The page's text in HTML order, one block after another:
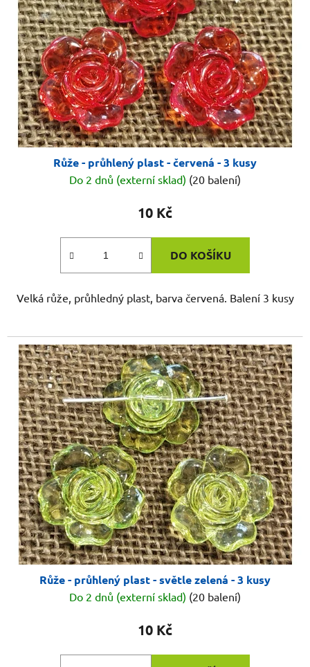
Růže - průhlený plast - červená - 3 kusy
Do 2 dnů (externí sklad) (20 balení)
10 Kč
DO KOŠÍKU
Velká růže, průhledný plast, barva červená. Balení 3 kusy
Růže - průhlený plast - světle zelená - 3 kusy
Do 2 dnů (externí sklad) (20 balení)
10 Kč